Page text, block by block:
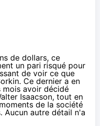
de dollars, ce
un pari risqué pour
de voir ce que
. Ce dernier a en
mois avoir décidé
Isaacson, tout en
de la société
Aucun autre détail n'a